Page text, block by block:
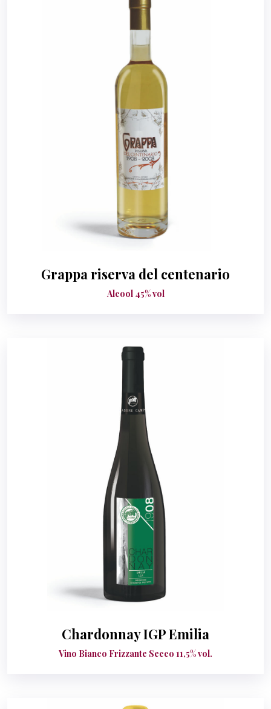
Grappa riserva del centenario
Alcool 45% vol
Chardonnay IGP Emilia
Vino Bianco Frizzante Secco 11,5% vol.